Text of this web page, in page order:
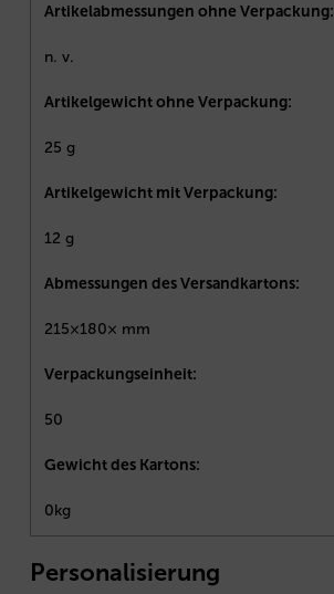
Artikelabmessungen ohne Verpackung:
n. v.
Artikelgewicht ohne Verpackung:
25 g
Artikelgewicht mit Verpackung:
12 g
Abmessungen des Versandkartons:
215×180× mm
Verpackungseinheit:
50
Gewicht des Kartons:
0kg
Personalisierung